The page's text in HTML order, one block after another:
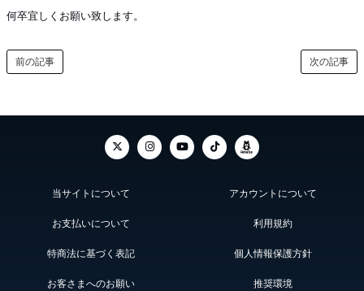
何卒宜しくお願い致します。
次の記事
前の記事
当サイトについて アカウントについて
お支払いについて 利用規約
特商法に基づく表記 個人情報保護方針
お客さまへのお願い 推奨環境